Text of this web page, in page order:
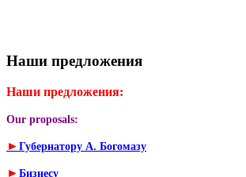
Наши предложения
Наши предложения:
Our proposals:
► Губернатору А. Богомазу
► Бизнесу